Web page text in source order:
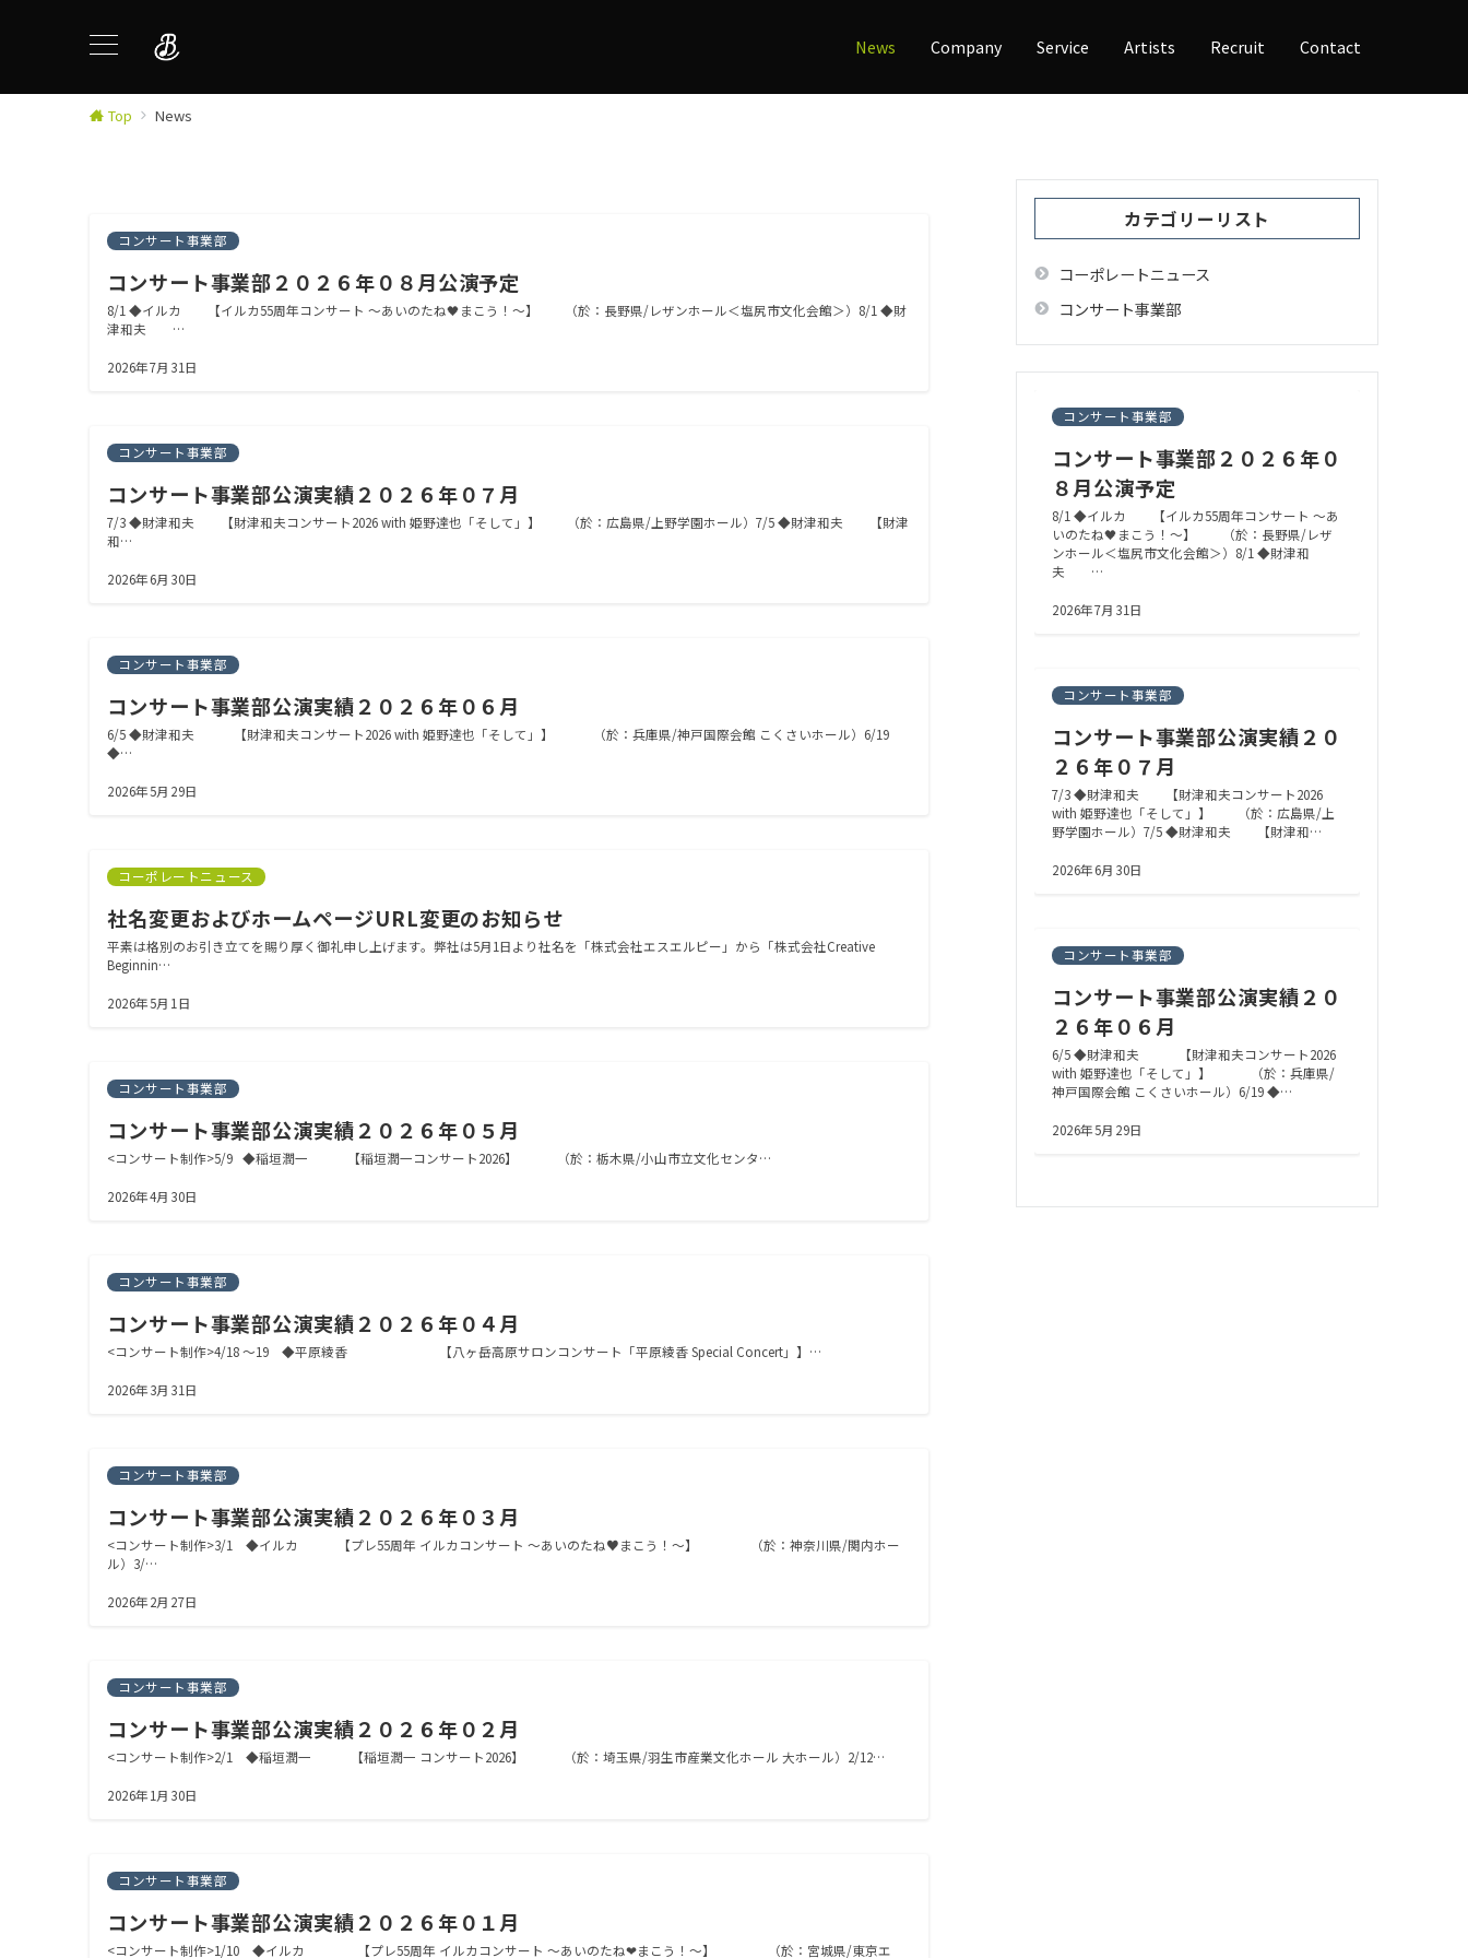
News Company Service Artists Recruit Contact
Top News
コンサート事業部
コンサート事業部２０２６年０８月公演予定
8/1 ◆イルカ 【イルカ55周年コンサート ～あいのたね🖤まこう！～】 （於：長野県/レザンホール＜塩尻市文化会館＞）8/1 ◆財
津和夫 …
2026年7月31日
コンサート事業部
コンサート事業部公演実績２０２６年０７月
7/3 ◆財津和夫 【財津和夫コンサート2026 with 姫野達也「そして」】 （於：広島県/上野学園ホール）7/5 ◆財津和夫 【財津
和…
2026年6月30日
コンサート事業部
コンサート事業部公演実績２０２６年０６月
6/5 ◆財津和夫 【財津和夫コンサート2026 with 姫野達也「そして」】 （於：兵庫県/神戸国際会館 こくさいホール）6/19
◆…
2026年5月29日
コーポレートニュース
社名変更およびホームページURL変更のお知らせ
平素は格別のお引き立てを賜り厚く御礼申し上げます。弊社は5月1日より社名を「株式会社エスエルピー」から「株式会社Creative
Beginnin…
2026年5月1日
コンサート事業部
コンサート事業部公演実績２０２６年０５月
<コンサート制作>5/9 ◆稲垣潤一 【稲垣潤一コンサート2026】 （於：栃木県/小山市立文化センタ…
2026年4月30日
コンサート事業部
コンサート事業部公演実績２０２６年０４月
<コンサート制作>4/18 〜19 ◆平原綾香 【八ヶ岳高原サロンコンサート「平原綾香 Special Concert」】…
2026年3月31日
コンサート事業部
コンサート事業部公演実績２０２６年０３月
<コンサート制作>3/1 ◆イルカ 【プレ55周年 イルカコンサート ～あいのたね♥まこう！～】 （於：神奈川県/関内ホー
ル）3/…
2026年2月27日
コンサート事業部
コンサート事業部公演実績２０２６年０２月
<コンサート制作>2/1 ◆稲垣潤一 【稲垣潤一 コンサート2026】 （於：埼玉県/羽生市産業文化ホール 大ホール）2/12…
2026年1月30日
コンサート事業部
コンサート事業部公演実績２０２６年０１月
<コンサート制作>1/10 ◆イルカ 【プレ55周年 イルカコンサート ～あいのたね❤まこう！～】 （於：宮城県/東京エ
カテゴリーリスト
コーポレートニュース
コンサート事業部
コンサート事業部
コンサート事業部２０２６年０
８月公演予定
8/1 ◆イルカ 【イルカ55周年コンサート ～あ
いのたね🖤まこう！～】 （於：長野県/レザ
ンホール＜塩尻市文化会館＞）8/1 ◆財津和
夫 …
2026年7月31日
コンサート事業部
コンサート事業部公演実績２０
２６年０７月
7/3 ◆財津和夫 【財津和夫コンサート2026
with 姫野達也「そして」】 （於：広島県/上
野学園ホール）7/5 ◆財津和夫 【財津和…
2026年6月30日
コンサート事業部
コンサート事業部公演実績２０
２６年０６月
6/5 ◆財津和夫 【財津和夫コンサート2026
with 姫野達也「そして」】 （於：兵庫県/
神戸国際会館 こくさいホール）6/19 ◆…
2026年5月29日